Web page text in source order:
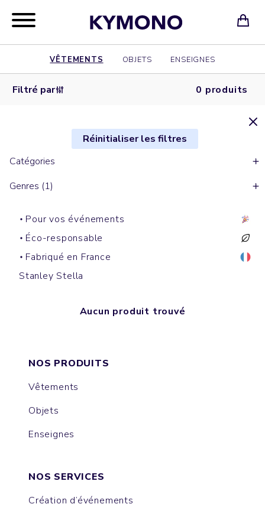
VÊTEMENTS OBJETS ENSEIGNES
Filtré par 0 produits
Réinitialiser les filtres
Catégories
Genres (1)
Pour vos événements
Éco-responsable
Fabriqué en France
Stanley Stella
Aucun produit trouvé
NOS PRODUITS
Vêtements
Objets
Enseignes
NOS SERVICES
Création d’événements